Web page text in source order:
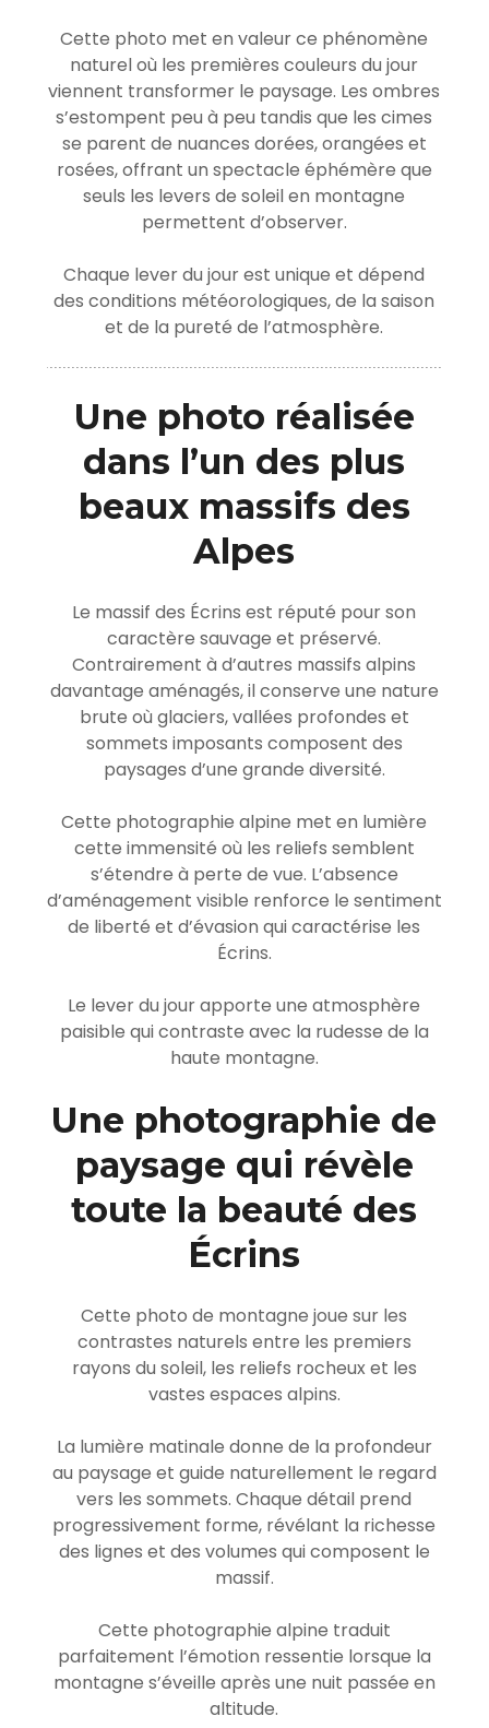
Cette photo met en valeur ce phénomène
naturel où les premières couleurs du jour
viennent transformer le paysage. Les ombres
s’estompent peu à peu tandis que les cimes
se parent de nuances dorées, orangées et
rosées, offrant un spectacle éphémère que
seuls les levers de soleil en montagne
permettent d’observer.
Chaque lever du jour est unique et dépend
des conditions météorologiques, de la saison
et de la pureté de l’atmosphère.
Une photo réalisée
dans l’un des plus
beaux massifs des
Alpes
Le massif des Écrins est réputé pour son
caractère sauvage et préservé.
Contrairement à d’autres massifs alpins
davantage aménagés, il conserve une nature
brute où glaciers, vallées profondes et
sommets imposants composent des
paysages d’une grande diversité.
Cette photographie alpine met en lumière
cette immensité où les reliefs semblent
s’étendre à perte de vue. L’absence
d’aménagement visible renforce le sentiment
de liberté et d’évasion qui caractérise les
Écrins.
Le lever du jour apporte une atmosphère
paisible qui contraste avec la rudesse de la
haute montagne.
Une photographie de
paysage qui révèle
toute la beauté des
Écrins
Cette photo de montagne joue sur les
contrastes naturels entre les premiers
rayons du soleil, les reliefs rocheux et les
vastes espaces alpins.
La lumière matinale donne de la profondeur
au paysage et guide naturellement le regard
vers les sommets. Chaque détail prend
progressivement forme, révélant la richesse
des lignes et des volumes qui composent le
massif.
Cette photographie alpine traduit
parfaitement l’émotion ressentie lorsque la
montagne s’éveille après une nuit passée en
altitude.